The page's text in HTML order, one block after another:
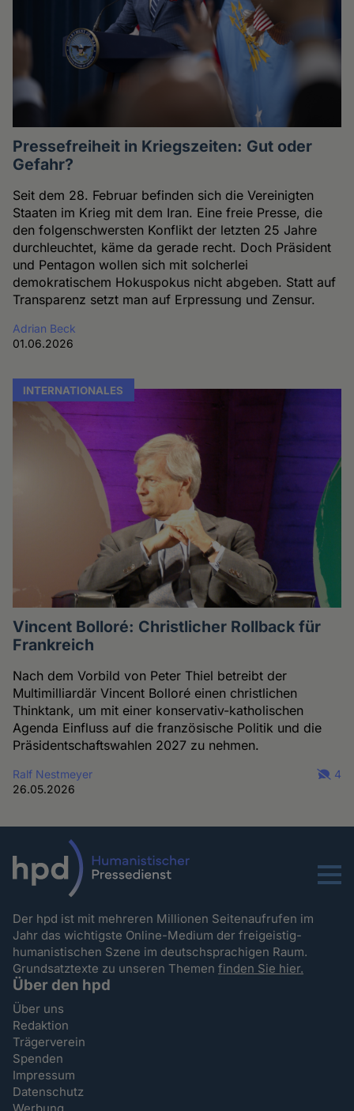
Pressefreiheit in Kriegszeiten: Gut oder
Gefahr?
Seit dem 28. Februar befinden sich die Vereinigten
Staaten im Krieg mit dem Iran. Eine freie Presse, die
den folgenschwersten Konflikt der letzten 25 Jahre
durchleuchtet, käme da gerade recht. Doch Präsident
und Pentagon wollen sich mit solcherlei
demokratischem Hokuspokus nicht abgeben. Statt auf
Transparenz setzt man auf Erpressung und Zensur.
Adrian Beck
01.06.2026
INTERNATIONALES
Vincent Bolloré: Christlicher Rollback für
Frankreich
Nach dem Vorbild von Peter Thiel betreibt der
Multimilliardär Vincent Bolloré einen christlichen
Thinktank, um mit einer konservativ-katholischen
Agenda Einfluss auf die französische Politik und die
Präsidentschaftswahlen 2027 zu nehmen.
Ralf Nestmeyer
26.05.2026
4
Menu
Der hpd ist mit mehreren Millionen Seitenaufrufen im
Jahr das wichtigste Online-Medium der freigeistig-
humanistischen Szene im deutschsprachigen Raum.
Grundsatztexte zu unseren Themenfinden Sie hier.
Über den hpd
Über uns
Redaktion
Trägerverein
Spenden
Impressum
Datenschutz